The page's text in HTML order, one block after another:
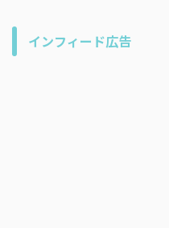
インフィード広告